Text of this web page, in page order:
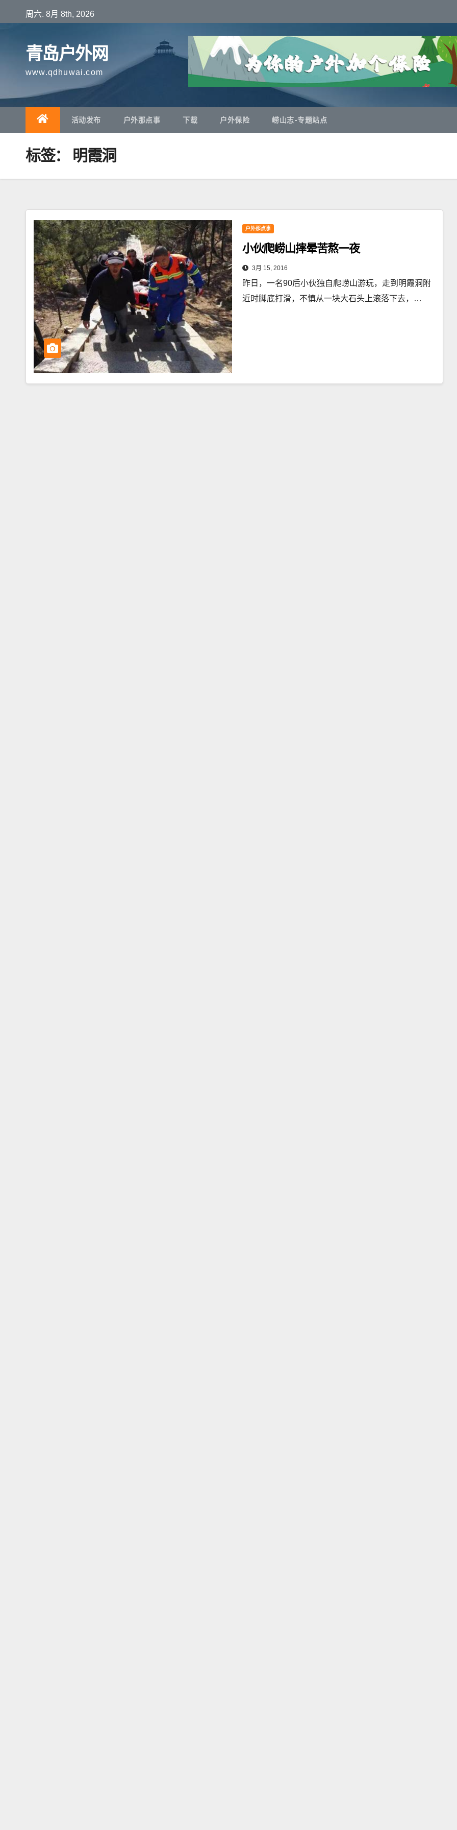
至
周六. 8月 8th, 2026
青岛户外网
www.qdhuwai.com
活动发布 户外那点事 下载 户外保险 崂山志-专题站点
标签： 明霞洞
户外那点事
小伙爬崂山摔晕苦熬一夜
3月 15, 2016
昨日，一名90后小伙独自爬崂山游玩，走到明霞洞附
近时脚底打滑，不慎从一块大石头上滚落下去，…